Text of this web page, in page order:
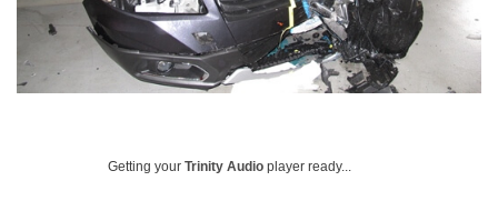
Getting your Trinity Audio player ready...